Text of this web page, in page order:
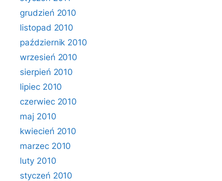
grudzień 2010
listopad 2010
październik 2010
wrzesień 2010
sierpień 2010
lipiec 2010
czerwiec 2010
maj 2010
kwiecień 2010
marzec 2010
luty 2010
styczeń 2010